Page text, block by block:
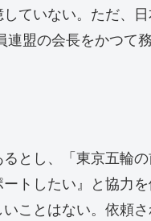
ていない。ただ、
盟の会長をかつて
とし、「東京五輪
トしたい』と協力
ことはない。依頼さ